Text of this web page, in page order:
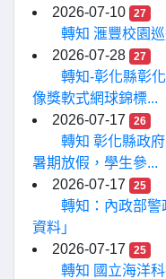
2026-07-10
27
轉知 滙豐校園
2026-07-28
27
轉知-彰化縣彰
像獎軟式網球錦標...
2026-07-17
26
轉知 彰化縣政
暑期放假，學生參...
2026-07-17
25
轉知：內政部
資料」
2026-07-17
25
轉知 國立海洋